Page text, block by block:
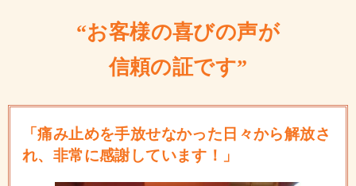
“お客様の喜びの声が
信頼の証です”
「痛み止めを手放せなかった日々から解放さ
れ、非常に感謝しています！」